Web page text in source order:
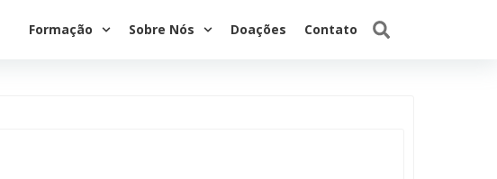
Formação Sobre Nós Doações Contato